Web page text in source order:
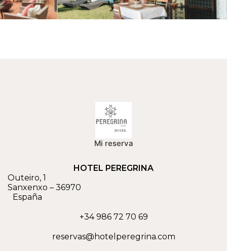
Mi reserva
HOTEL PEREGRINA
Outeiro, 1
Sanxenxo – 36970
España
+34 986 72 70 69
reservas@hotelperegrina.com